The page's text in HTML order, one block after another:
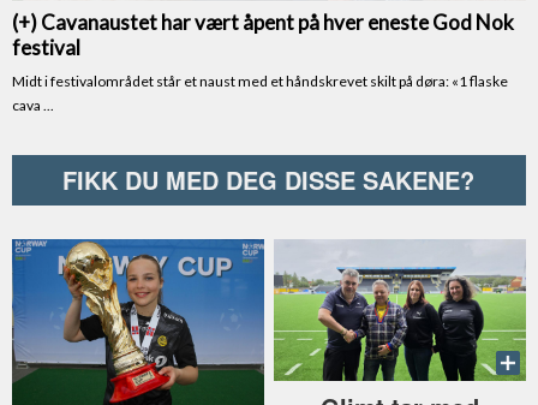
FIKK DU MED DEG DISSE SAKENE?